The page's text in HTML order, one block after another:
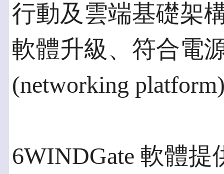
行動及雲端基礎架
軟體升級、符合電
(networking
6WINDGate 軟體